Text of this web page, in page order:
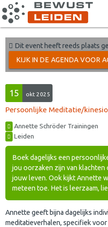
Dit event heeft reeds plaats
KIJK IN DE AGENDA VOOR
15 okt 2025
Persoonlijke Meditatie/
Annette Schröder Trainingen
Leiden
Boek dagelijks een
jou oorzaken zijn van
jouw leven. Ook kijkt Annette
meteen toe. Het is leerzaam,
Annette geeft bijna dagelijks
meditatieverhalen, specifiek